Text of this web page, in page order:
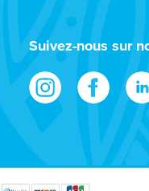
Suivez-nous sur